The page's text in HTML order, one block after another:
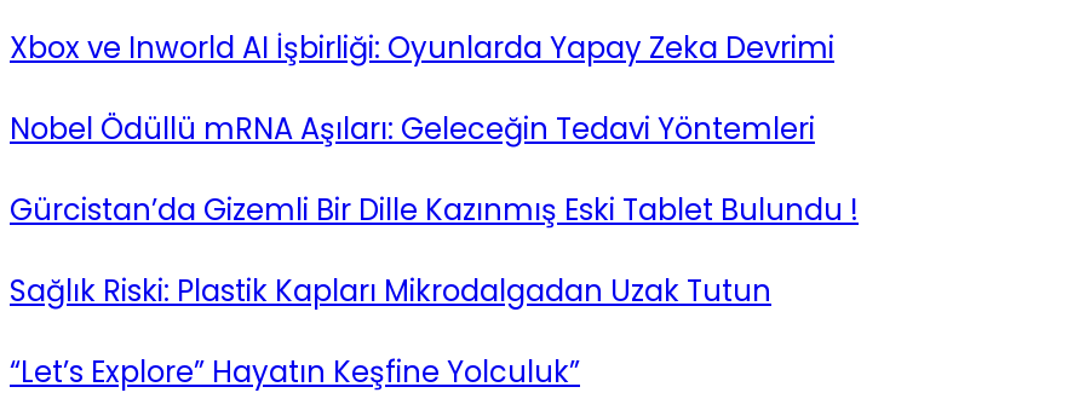
Xbox ve Inworld AI İşbirliği: Oyunlarda Yapay Zeka Devrimi
Nobel Ödüllü mRNA Aşıları: Geleceğin Tedavi Yöntemleri
Gürcistan’da Gizemli Bir Dille Kazınmış Eski Tablet Bulundu !
Sağlık Riski: Plastik Kapları Mikrodalgadan Uzak Tutun
“Let’s Explore” Hayatın Keşfine Yolculuk”